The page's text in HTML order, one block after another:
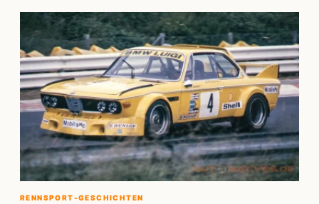
RENNSPORT-GESCHICHTEN